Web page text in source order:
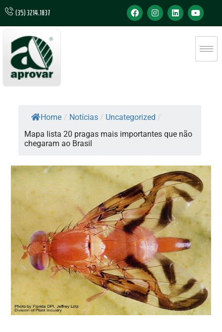
(35) 3214.1837
Home / Notícias / Uncategorized /
Mapa lista 20 pragas mais importantes que não
chegaram ao Brasil